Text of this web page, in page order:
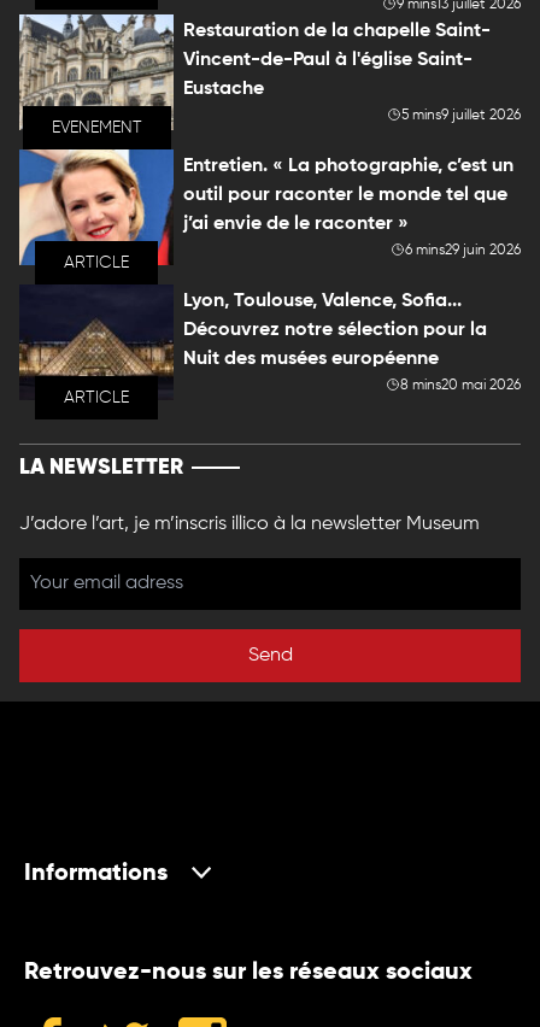
9 mins13 juillet 2026
EVENEMENT
Restauration de la chapelle Saint-
Vincent-de-Paul à l'église Saint-
Eustache
5 mins9 juillet 2026
ARTICLE
Entretien. « La photographie, c’est un
outil pour raconter le monde tel que
j’ai envie de le raconter »
6 mins29 juin 2026
ARTICLE
Lyon, Toulouse, Valence, Sofia...
Découvrez notre sélection pour la
Nuit des musées européenne
8 mins20 mai 2026
LA NEWSLETTER
J’adore l’art, je m’inscris illico à la newsletter Museum
Send
Informations
Retrouvez-nous sur les réseaux sociaux